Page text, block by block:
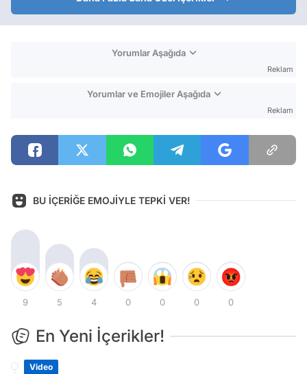
Yorumlar Aşağıda
Reklam
Yorumlar ve Emojiler Aşağıda
Reklam
BU İÇERİĞE EMOJİYLE TEPKİ VER!
9 5 4 0 0 0 0
En Yeni İçerikler!
Video